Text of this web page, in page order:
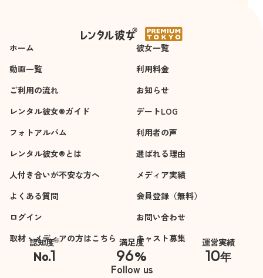
(*_*)
気づかないうちにそ
っと私に寄り添って
いただくなど、最高
レベルの彼女さんだ
と思います。
たぶん経験値やスキ
ルではなく、澪ちゃ
んの 素直な性格と人
柄の良さだと思いま
す(#^.^#)
楽しいデートありが
とうございまし
た！！
ホーム
彼女一覧
動画一覧
利用料金
ご利用の流れ
お知らせ
レンタル彼女®ガイド
デートLOG
フォトアルバム
利用者の声
レンタル彼女®とは
選ばれる理由
人付き合いが不安な方へ
メディア実績
よくある質問
会員登録（無料）
ログイン
お問い合わせ
取材・メディアの方はこちら
キャスト募集
認知度※
No.1
※自社調べ
満足度
96%
運営実績
10年
Follow us